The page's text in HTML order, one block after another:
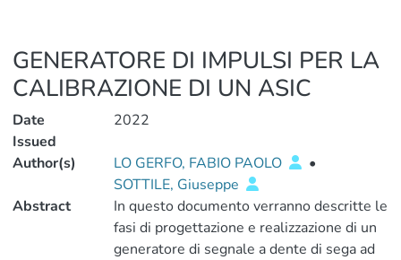
GENERATORE DI IMPULSI PER LA
CALIBRAZIONE DI UN ASIC
Date
Issued
2022
Author(s) LO GERFO, FABIO PAOLO
•
SOTTILE, Giuseppe
Abstract
In questo documento verranno descritte le
fasi di progettazione e realizzazione di un
generatore di segnale a dente di sega ad